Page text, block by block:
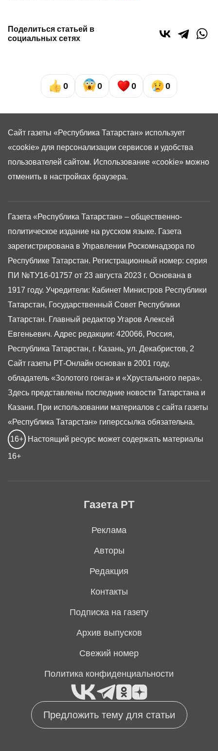
Поделиться статьей в
социальных сетях
0 0 0 0
Предложить тему для статьи
Газета РТ
Реклама
Авторы
Редакция
Контакты
Подписка на газету
Архив выпусков
Свежий номер
Политика конфиденциальности
Газета «Республика Татарстан» – общественно-
политическое издание на русском языке. Газета
зарегистрирована в Управлении Роскомнадзора по
Республике Татарстан. Регистрационный номер: серия
ПИ №ТУ16-01757 от 23 августа 2023 г. Основана в
1917 году. Учредители: Кабинет Министров Республики
Татарстан, Государственный Совет Республики
Татарстан. Главный редактор Угаров Алексей
Евгеньевич. Адрес редакции: 420066, Россия,
Республика Татарстан, г. Казань, ул. Декабристов, 2
Сайт газеты РТ-Онлайн основан в 2001 году,
обладатель «Золотого гонга» и «Хрустального пера».
Здесь представлены последние новости Татарстана и
Казани. При использовании материалов с сайта газеты
«Республика Татарстан» гиперссылка обязательна.
16+ Настоящий ресурс может содержать материалы
16+
Сайт газеты «Республика Татарстан» использует
«cookie» для персонализации сервисов и удобства
пользователей сайтом. Использование «cookie» можно
отменить в настройках браузера.